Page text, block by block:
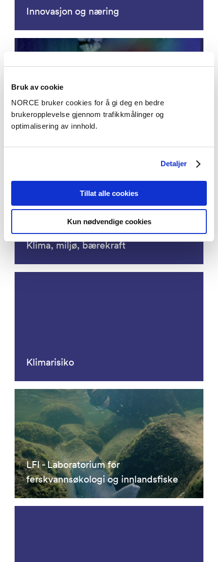
Bruk av cookie
NORCE bruker cookies for å gi deg en bedre
brukeropplevelse gjennom trafikkmålinger og
optimalisering av innhold.
Detaljer
Tillat alle cookies
Kun nødvendige cookies
Innovasjon og næring
Jordobservasjon
Klima, miljø, bærekraft
Klimarisiko
LFI - Laboratorium for
ferskvannsøkologi og innlandsfiske